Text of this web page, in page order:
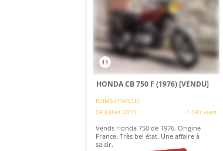
11
HONDA CB 750 F (1976)[VENDU]
REIMS (FRANCE)
24 juillet 2019
1 041 vues
Vends Honda 750 de 1976. Origine
France. Très bel état. Une affaire à
saisir.